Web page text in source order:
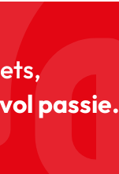
passie.